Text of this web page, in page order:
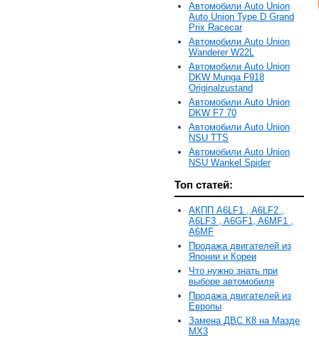
Автомобили Auto Union
Auto Union Type D Grand
Prix Racecar
Автомобили Auto Union
Wanderer W22L
Автомобили Auto Union
DKW Munga F918
Originalzustand
Автомобили Auto Union
DKW F7 70
Автомобили Auto Union
NSU TTS
Автомобили Auto Union
NSU Wankel Spider
Топ статей:
АКПП A6LF1 , A6LF2 ,
A6LF3 , A6GF1, A6MF1 ,
A6MF
Продажа двигателей из
Японии и Кореи
Что нужно знать при
выборе автомобиля
Продажа двигателей из
Европы
Замена ДВС К8 на Мазде
MX3